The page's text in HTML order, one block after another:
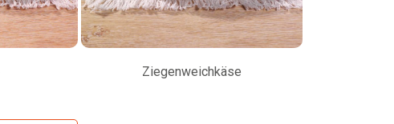
Ziegenweichkäse